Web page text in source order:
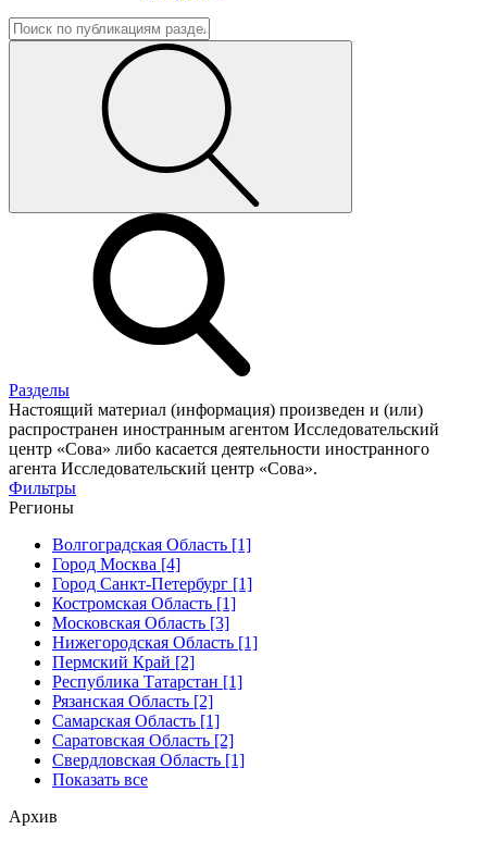
Разделы
Настоящий материал (информация) произведен и (или)
распространен иностранным агентом Исследовательский
центр «Сова» либо касается деятельности иностранного
агента Исследовательский центр «Сова».
Фильтры
Регионы
Волгоградская Область [1]
Город Москва [4]
Город Санкт-Петербург [1]
Костромская Область [1]
Московская Область [3]
Нижегородская Область [1]
Пермский Край [2]
Республика Татарстан [1]
Рязанская Область [2]
Самарская Область [1]
Саратовская Область [2]
Свердловская Область [1]
Показать все
Архив